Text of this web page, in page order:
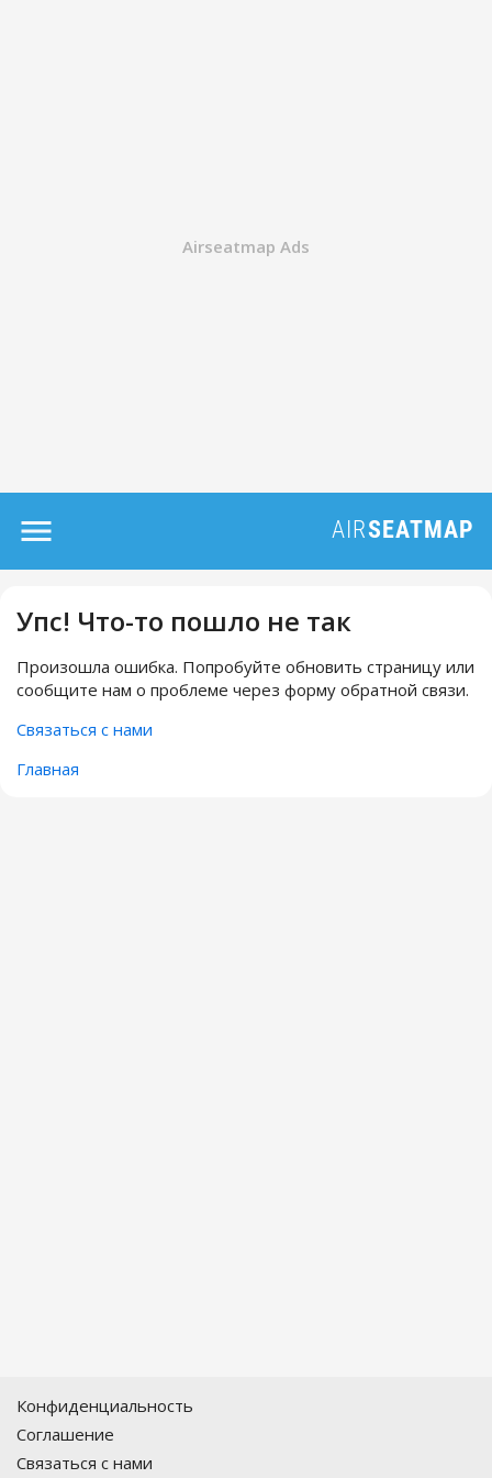
Упс! Что-то пошло не так
Произошла ошибка. Попробуйте обновить страницу или
сообщите нам о проблеме через форму обратной связи.
Связаться с нами
Главная
Конфиденциальность
Соглашение
Связаться с нами